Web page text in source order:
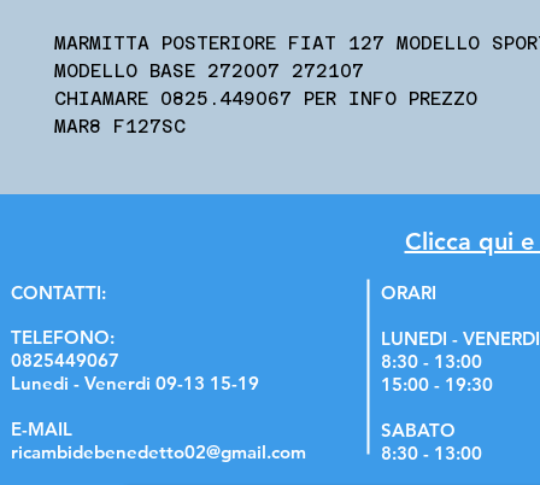
MARMITTA POSTERIORE FIAT 127 MODELLO
MODELLO BASE 272007 272107
CHIAMARE 0825.449067 PER INFO PREZZO
MAR8 F127SC
Clicca qui
CONTATTI:
TELEFONO:
0825449067
Lunedi - Venerdi 09-13 15-19
E-MAIL
ricambidebenedetto02@gmail.com
ORARI
LUNEDI - VENERDI
8:30 - 13:00
15:00 - 19:30
SABATO
8:30 - 13:00